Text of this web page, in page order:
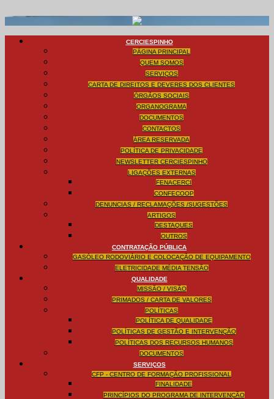
CERCIESPINHO
PÁGINA PRINCIPAL
QUEM SOMOS
SERVIÇOS
CARTA DE DIREITOS E DEVERES DOS CLIENTES
ÓRGÃOS SOCIAIS
ORGANOGRAMA
DOCUMENTOS
CONTACTOS
ÁREA RESERVADA
POLÍTICA DE PRIVACIDADE
NEWSLETTER CERCIESPINHO
LIGAÇÕES EXTERNAS
FENACERCI
CONFECOOP
DENUNCIAS / RECLAMAÇÕES /SUGESTÕES
ARTIGOS
DESTAQUES
OUTROS
CONTRATAÇÃO PÚBLICA
GASÓLEO RODOVIÁRIO E COLOCAÇÃO DE EQUIPAMENTO
ELETRICIDADE MÉDIA TENSÃO
QUALIDADE
MISSÃO / VISÃO
PRIMADOS / CARTA DE VALORES
POLÍTICAS
POLÍTICA DE QUALIDADE
POLÍTICAS DE GESTÃO E INTERVENÇÃO
POLÍTICAS DOS RECURSOS HUMANOS
DOCUMENTOS
SERVIÇOS
CFP - CENTRO DE FORMAÇÃO PROFISSIONAL
FINALIDADE
PRINCÍPIOS DO PROGRAMA DE INTERVENÇÃO